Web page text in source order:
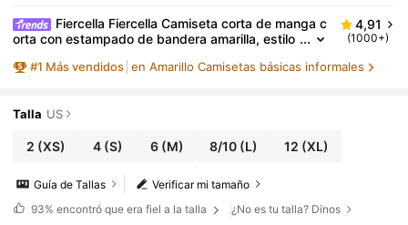
Fiercella Fiercella Camiseta corta de manga c
orta con estampado de bandera amarilla, estilo
4,91
(1000+)
#1 Más vendidos en Amarillo Camisetas básicas informales
Talla US
2 (XS) 4(S) 6(M) 8/10 (L) 12 (XL)
Verificar mi tamaño
Guía de Tallas
93% encontró que era fiel a la talla ¿No es tu talla? Dinos